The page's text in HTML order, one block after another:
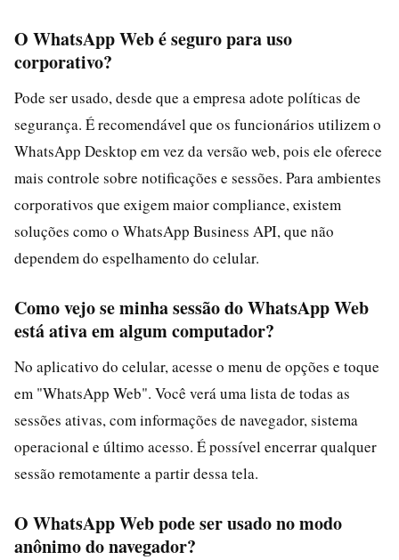
O WhatsApp Web é seguro para uso
corporativo?
Pode ser usado, desde que a empresa adote políticas de
segurança. É recomendável que os funcionários utilizem o
WhatsApp Desktop em vez da versão web, pois ele oferece
mais controle sobre notificações e sessões. Para ambientes
corporativos que exigem maior compliance, existem
soluções como o WhatsApp Business API, que não
dependem do espelhamento do celular.
Como vejo se minha sessão do WhatsApp Web
está ativa em algum computador?
No aplicativo do celular, acesse o menu de opções e toque
em "WhatsApp Web". Você verá uma lista de todas as
sessões ativas, com informações de navegador, sistema
operacional e último acesso. É possível encerrar qualquer
sessão remotamente a partir dessa tela.
O WhatsApp Web pode ser usado no modo
anônimo do navegador?